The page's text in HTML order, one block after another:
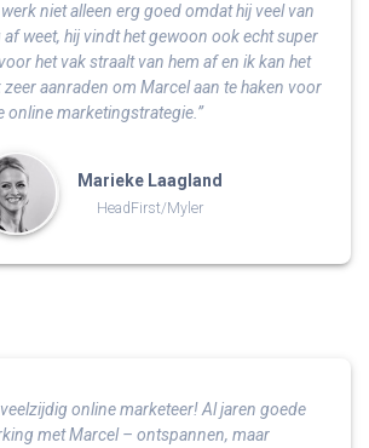
niet alleen erg goed omdat hij veel van
weet, hij vindt het gewoon ook echt super
het vak straalt van hem af en ik kan het
aanraden om Marcel aan te haken voor
online marketingstrategie.”
Marieke Laagland
HeadFirst/Myler
online marketeer! Al jaren goede
met Marcel – ontspannen, maar